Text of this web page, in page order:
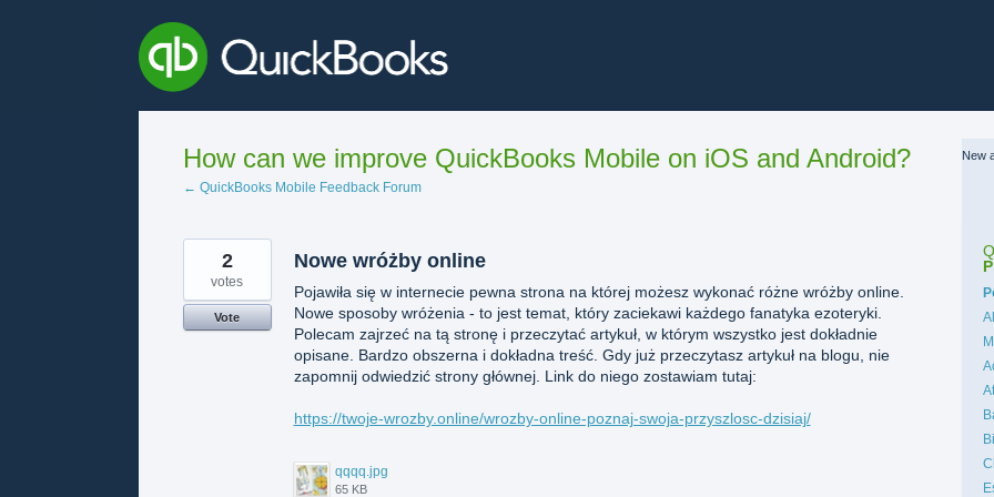
How can we improve QuickBooks Mobile on iOS and Android?
← QuickBooks Mobile Feedback Forum
Nowe wróżby online
Pojawiła się w internecie pewna strona na której możesz wykonać różne wróżby online.
Nowe sposoby wróżenia - to jest temat, który zaciekawi każdego fanatyka ezoteryki.
Polecam zajrzeć na tą stronę i przeczytać artykuł, w którym wszystko jest dokładnie
opisane. Bardzo obszerna i dokładna treść. Gdy już przeczytasz artykuł na blogu, nie
zapomnij odwiedzić strony głównej. Link do niego zostawiam tutaj:
https://twoje-wrozby.online/wrozby-online-poznaj-swoja-przyszlosc-dzisiaj/
qqqq.jpg
65 KB
2
votes
Vote
New